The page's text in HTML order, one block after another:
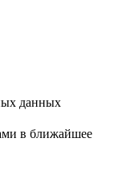
данных
в ближайшее